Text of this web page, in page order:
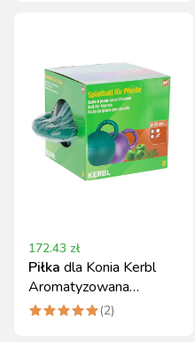
172.43 zł
Piłka dla Konia Kerbl
Aromatyzowana
Jabłkiem 25 cm
(2)